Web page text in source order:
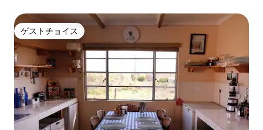
ゲストチョイス
ゲストチョイス